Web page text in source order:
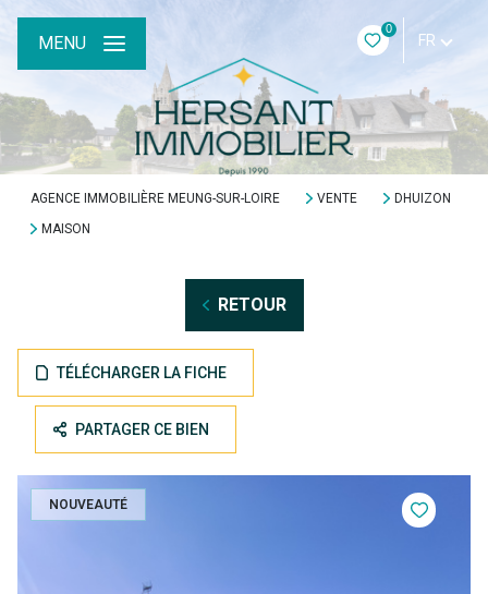
0
FR
MENU
AGENCE IMMOBILIÈRE MEUNG-SUR-LOIRE VENTE
DHUIZON
MAISON
RETOUR
TÉLÉCHARGER LA FICHE
PARTAGER CE BIEN
NOUVEAUTÉ